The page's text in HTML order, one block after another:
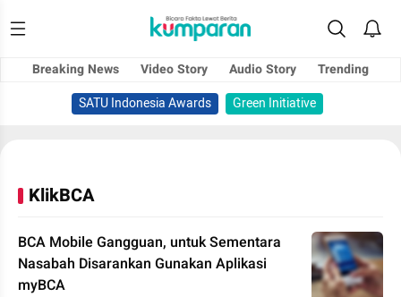
Breaking News Video Story Audio Story
Trending
SATU Indonesia Awards
Green Initiative
KlikBCA
BCA Mobile Gangguan, untuk Sementara
Nasabah Disarankan Gunakan Aplikasi
myBCA